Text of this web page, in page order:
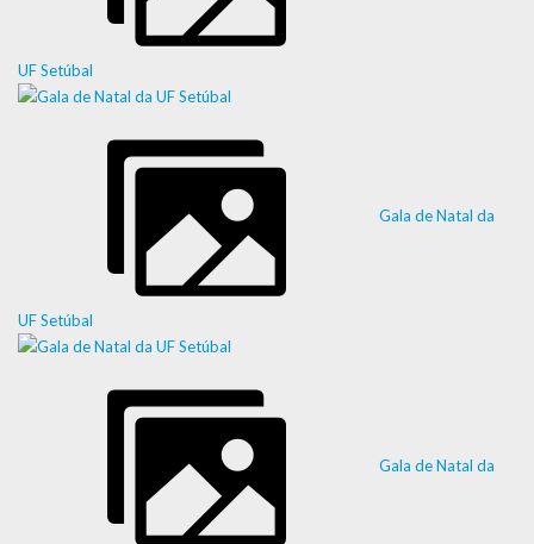
UF Setúbal
Gala de Natal da
UF Setúbal
Gala de Natal da